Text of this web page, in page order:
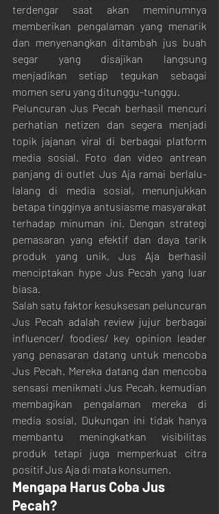
terdengar saat akan meminumnya
memberikan pengalaman yang menarik
dan menyenangkan ditambah jus buah
segar yang disajikan langsung
menjadikan setiap tegukan sebagai
momen seru yang ditunggu-tunggu.
Peluncuran Jus Pecah berhasil mencuri
perhatian netizen dan segera menjadi
topik jajanan viral di berbagai platform
media sosial. Foto dan video antrean
panjang di outlet Jus Aja ramai berlalu-
lalang di media sosial, menunjukkan
betapa tingginya antusiasme masyarakat
terhadap minuman ini. Dengan strategi
pemasaran yang efektif dan daya tarik
produk yang unik, Jus Aja berhasil
menciptakan hype Jus Pecah yang luar
biasa.
Salah satu faktor kesuksesan peluncuran
Jus Pecah adalah review jujur berbagai
influencer/ foodies/ key opinion leader
yang penasaran datang untuk mencoba
Jus Pecah. Mereka datang dan mencoba
sensasi menikmati Jus Pecah, kemudian
membagikan pengalaman mereka di
media sosial. Dukungan ini tidak hanya
membantu meningkatkan visibilitas
produk tetapi juga memperkuat citra
positif Jus Aja di mata konsumen.
Mengapa Harus Coba Jus
Pecah?